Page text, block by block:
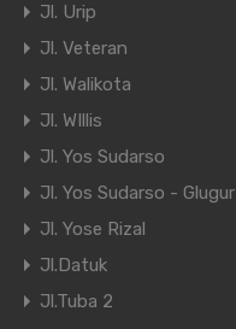
Jl. Urip
Jl. Veteran
Jl. Walikota
Jl. WIllis
Jl. Yos Sudarso
Jl. Yos Sudarso - Glugur
Jl. Yose Rizal
Jl.Datuk
Jl.Tuba 2